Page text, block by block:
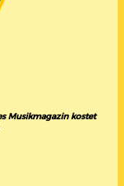
Musikmagazin kostet